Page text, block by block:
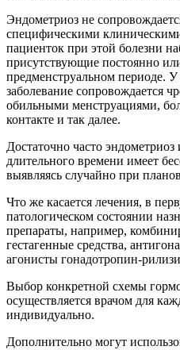
Эндометриоз не
специфическими
пациенток при этой болезни
присутствующие постоянно
предменструальном периоде.
заболевание сопровождается
обильными менструациями,
контакте и так далее.
Достаточно часто
длительного времени имеет
выявляясь случайно при
Что же касается лечения, в
патологическом состоянии
препараты, например,
гестагенные средства,
агонисты гонадотропин-
Выбор конкретной схемы
осуществляется врачом для
индивидуально.
Дополнительно могут